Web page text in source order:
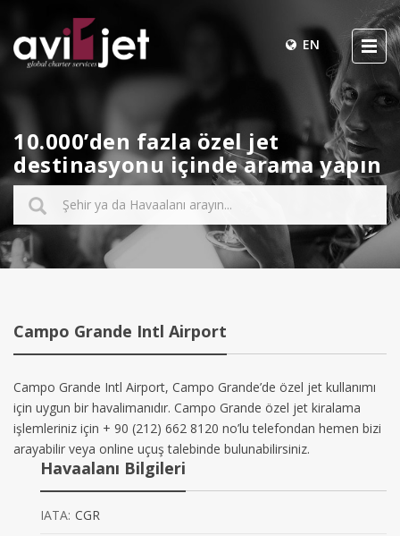
EN
10.000’den fazla özel jet
destinasyonu içinde arama yapın
Campo Grande Intl Airport
Campo Grande Intl Airport, Campo Grande’de özel jet kullanımı
için uygun bir havalimanıdır. Campo Grande özel jet kiralama
işlemleriniz için + 90 (212) 662 8120 no’lu telefondan hemen bizi
arayabilir veya online uçuş talebinde bulunabilirsiniz.
Havaalanı Bilgileri
IATA: CGR